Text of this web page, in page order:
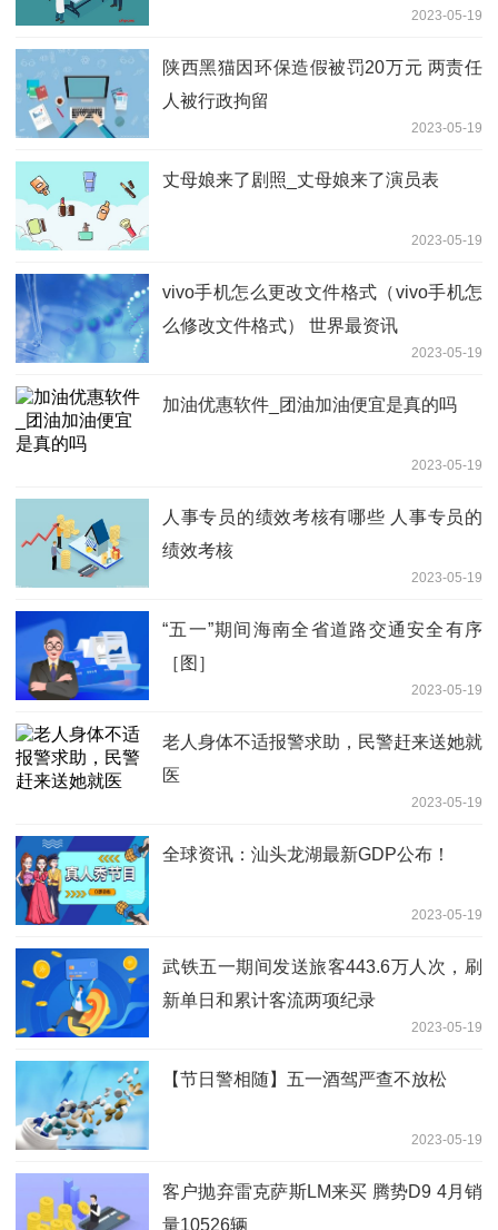
2023-05-19
陕西黑猫因环保造假被罚20万元 两责任
人被行政拘留
2023-05-19
丈母娘来了剧照_丈母娘来了演员表
2023-05-19
vivo手机怎么更改文件格式（vivo手机怎
么修改文件格式） 世界最资讯
2023-05-19
加油优惠软件_团油加油便宜是真的吗
2023-05-19
人事专员的绩效考核有哪些 人事专员的
绩效考核
2023-05-19
“五一”期间海南全省道路交通安全有序
［图］
2023-05-19
老人身体不适报警求助，民警赶来送她就
医
2023-05-19
全球资讯：汕头龙湖最新GDP公布！
2023-05-19
武铁五一期间发送旅客443.6万人次，刷
新单日和累计客流两项纪录
2023-05-19
【节日警相随】五一酒驾严查不放松
2023-05-19
客户抛弃雷克萨斯LM来买 腾势D9 4月销
量10526辆